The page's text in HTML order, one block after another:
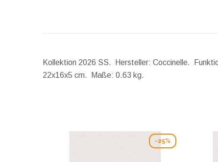
Kollektion 2026 SS. Hersteller: Coccinelle.
22x16x5 cm.
Maße: 0.63 kg.
-25%